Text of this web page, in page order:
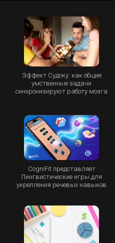
Эффект Судоку: как общие
умственные задачи
синхронизируют работу мозга
CogniFit представляет
Лингвистические игры для
укрепления речевых навыков